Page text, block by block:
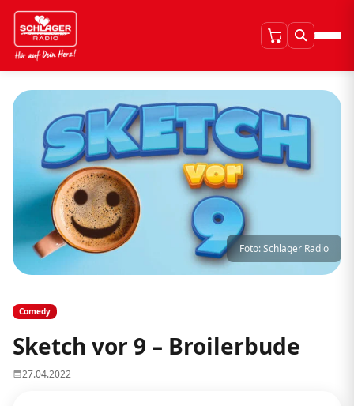
Foto: Schlager Radio
Comedy
Sketch vor 9 – Broilerbude
27.04.2022